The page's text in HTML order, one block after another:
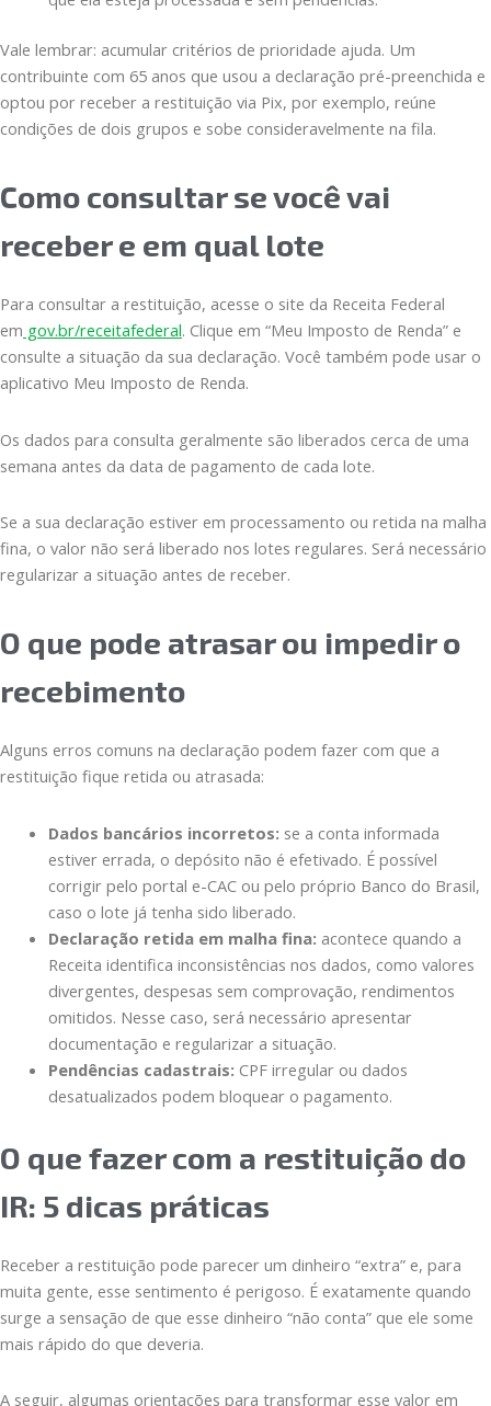
Vale lembrar: acumular critérios de prioridade ajuda. Um
contribuinte com 65 anos que usou a declaração pré-preenchida e
optou por receber a restituição via Pix, por exemplo, reúne
condições de dois grupos e sobe consideravelmente na fila.
Como consultar se você vai
receber e em qual lote
Para consultar a restituição, acesse o site da Receita Federal
em gov.br/receitafederal. Clique em “Meu Imposto de Renda” e
consulte a situação da sua declaração. Você também pode usar o
aplicativo Meu Imposto de Renda.
Os dados para consulta geralmente são liberados cerca de uma
semana antes da data de pagamento de cada lote.
Se a sua declaração estiver em processamento ou retida na malha
fina, o valor não será liberado nos lotes regulares. Será necessário
regularizar a situação antes de receber.
O que pode atrasar ou impedir o
recebimento
Alguns erros comuns na declaração podem fazer com que a
restituição fique retida ou atrasada:
Dados bancários incorretos: se a conta informada
estiver errada, o depósito não é efetivado. É possível
corrigir pelo portal e-CAC ou pelo próprio Banco do Brasil,
caso o lote já tenha sido liberado.
Declaração retida em malha fina: acontece quando a
Receita identifica inconsistências nos dados, como valores
divergentes, despesas sem comprovação, rendimentos
omitidos. Nesse caso, será necessário apresentar
documentação e regularizar a situação.
Pendências cadastrais: CPF irregular ou dados
desatualizados podem bloquear o pagamento.
O que fazer com a restituição do
IR: 5 dicas práticas
Receber a restituição pode parecer um dinheiro “extra” e, para
muita gente, esse sentimento é perigoso. É exatamente quando
surge a sensação de que esse dinheiro “não conta” que ele some
mais rápido do que deveria.
A seguir, algumas orientações para transformar esse valor em